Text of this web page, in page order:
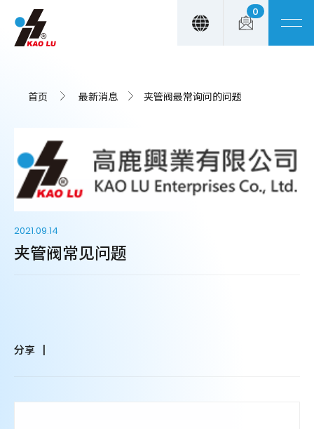
0
首页 最新消息 夹管阀最常询问的问题
2021.09.14
夹管阀常见问题
分享
Cookie管理面板